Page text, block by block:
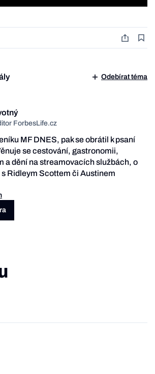
Odebírat téma
ForbesLife.cz
MF DNES, pak se obrátil k psaní
se cestování, gastronomii,
a dění na streamovacích službách, o
Ridleym Scottem či Austinem